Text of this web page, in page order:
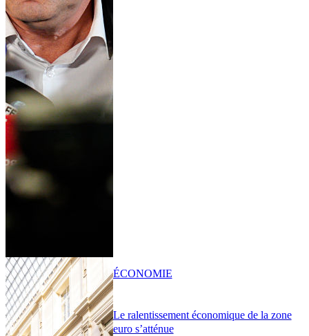
Le ralentissement économique de la zone
euro s’atténue
ÉCONOMIE